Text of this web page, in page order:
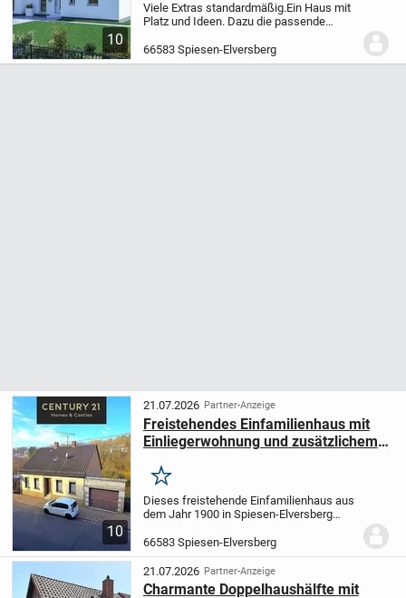
10
Viele Extras standardmäßig.Ein Haus mit
Platz und Ideen. Dazu die passende
Niedrigenergiespar-Haus erfüllt alle
Anforderungen, die eine Familie an Platz
66583 Spiesen-Elversberg
10
21.07.2026 Partner-Anzeige
Freistehendes Einfamilienhaus mit
Einliegerwohnung und zusätzlichem
Merken
Dieses freistehende Einfamilienhaus aus
dem Jahr 1900 in Spiesen-Elversberg
darauf, von seinen neuen Eigentümern mit
neuem Leben gefüllt zu werden.
Eingebettet in...
66583 Spiesen-Elversberg
21.07.2026 Partner-Anzeige
Charmante Doppelhaushälfte mit